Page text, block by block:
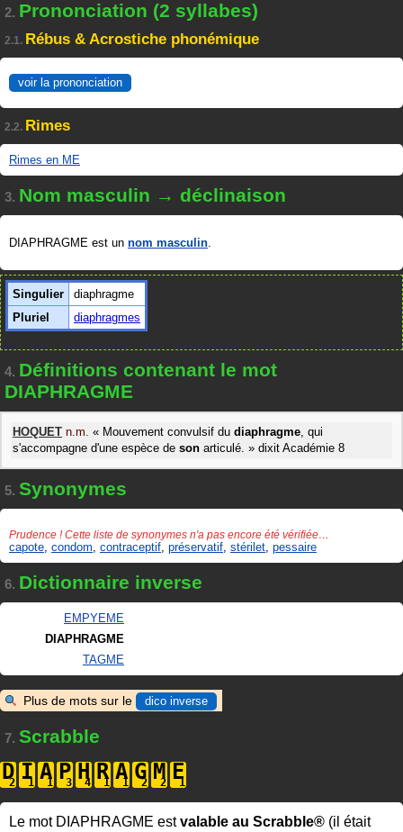
2. Prononciation (2 syllabes)
2.1. Rébus & Acrostiche phonémique
voir la prononciation
2.2. Rimes
Rimes en ME
3. Nom masculin → déclinaison
DIAPHRAGME est un nom masculin.
Singulier
diaphragme
Pluriel
diaphragmes
4. Définitions contenant le mot
DIAPHRAGME
HOQUET n.m. « Mouvement convulsif du diaphragme, qui
s'accompagne d'une espèce de son articulé. » dixit Académie 8
5. Synonymes
Prudence ! Cette liste de synonymes n'a pas encore été vérifiée…
capote condom contraceptif préservatif stérilet pessaire
6. Dictionnaire inverse
EMPYEME
DIAPHRAGME
TAGME
Plus de mots sur le dico inverse
7. Scrabble
D I A P H R A G M E
Le mot DIAPHRAGME estvalable au Scrabble® (il était